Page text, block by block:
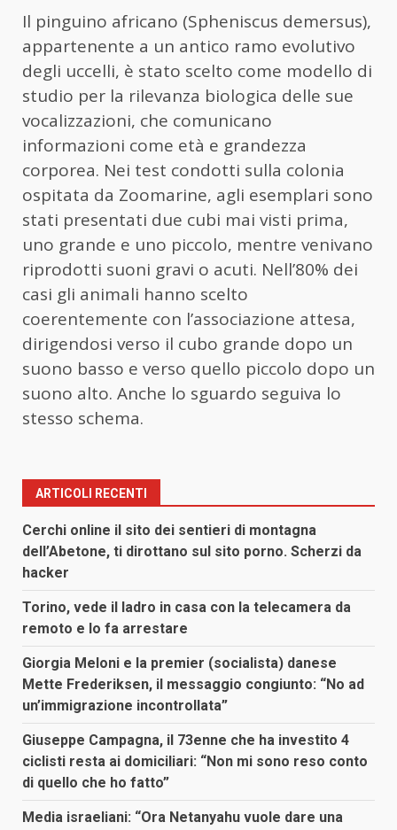
Il pinguino africano (Spheniscus demersus),
appartenente a un antico ramo evolutivo
degli uccelli, è stato scelto come modello di
studio per la rilevanza biologica delle sue
vocalizzazioni, che comunicano
informazioni come età e grandezza
corporea. Nei test condotti sulla colonia
ospitata da Zoomarine, agli esemplari sono
stati presentati due cubi mai visti prima,
uno grande e uno piccolo, mentre venivano
riprodotti suoni gravi o acuti. Nell’80% dei
casi gli animali hanno scelto
coerentemente con l’associazione attesa,
dirigendosi verso il cubo grande dopo un
suono basso e verso quello piccolo dopo un
suono alto. Anche lo sguardo seguiva lo
stesso schema.
ARTICOLI RECENTI
Cerchi online il sito dei sentieri di montagna
dell’Abetone, ti dirottano sul sito porno. Scherzi da
hacker
Torino, vede il ladro in casa con la telecamera da
remoto e lo fa arrestare
Giorgia Meloni e la premier (socialista) danese
Mette Frederiksen, il messaggio congiunto: “No ad
un’immigrazione incontrollata”
Giuseppe Campagna, il 73enne che ha investito 4
ciclisti resta ai domiciliari: “Non mi sono reso conto
di quello che ho fatto”
Media israeliani: “Ora Netanyahu vuole dare una